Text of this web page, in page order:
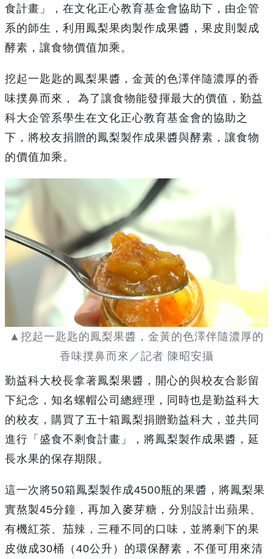
食計畫」，在文化正心教育基金會協助下，由企管
系的師生，利用鳳梨果肉製作成果醬，果皮則製成
酵素，讓食物價值加乘。
挖起一匙匙的鳳梨果醬，金黃的色澤伴隨濃厚的香
味撲鼻而來， 為了讓食物能發揮最大的價值，勤益
科大企管系學生在文化正心教育基金會的協助之
下，將校友捐贈的鳳梨製作成果醬與酵素，讓食物
的價值加乘。
▲挖起一匙匙的鳳梨果醬，金黃的色澤伴隨濃厚的
香味撲鼻而來／記者 陳昭安攝
勤益科大校長拿著鳳梨果醬，開心的與校友合影留
下紀念，知名螺帽公司總經理，同時也是勤益科大
的校友，購買了五十箱鳳梨捐贈勤益科大，並共同
進行「盛食不剩食計畫」，將鳳梨製作成果醬，延
長水果的保存期限。
這一次將50箱鳳梨製作成4500瓶的果醬，將鳳梨果
實熬製45分鐘，再加入麥芽糖，分別設計出蘋果、
有機紅茶、茄辣，三種不同的口味，並將剩下的果
皮做成30桶（40公升）的環保酵素，不僅可用來清